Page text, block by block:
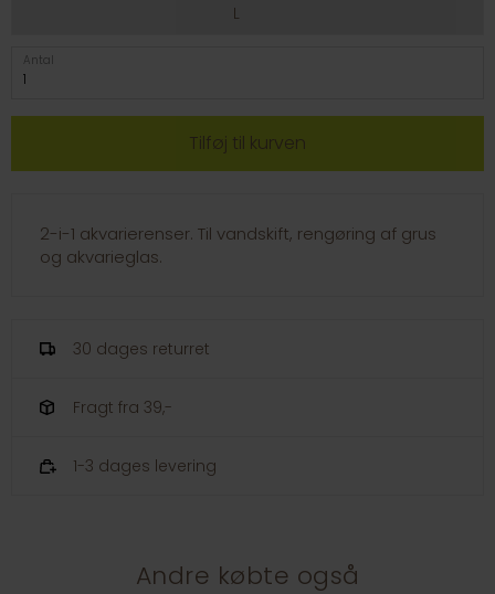
L
Antal
2-i-1 akvarierenser. Til vandskift, rengøring af grus
og akvarieglas.
30 dages returret
Fragt fra 39,-
1-3 dages levering
Andre købte også